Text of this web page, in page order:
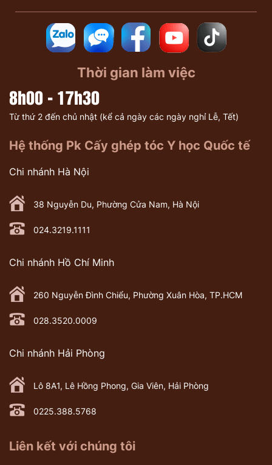
Thời gian làm việc
8h00 - 17h30
Từ thứ 2 đến chủ nhật (kể cả ngày các ngày nghỉ Lễ, Tết)
Hệ thống Pk Cấy ghép tóc Y học Quốc tế
Chi nhánh Hà Nội
38 Nguyễn Du, Phường Cửa Nam, Hà Nội
024.3219.1111
Chi nhánh Hồ Chí Minh
260 Nguyễn Đình Chiểu, Phường Xuân Hòa, TP.HCM
028.3520.0009
Chi nhánh Hải Phòng
Lô 8A1, Lê Hồng Phong, Gia Viên, Hải Phòng
0225.388.5768
Liên kết với chúng tôi